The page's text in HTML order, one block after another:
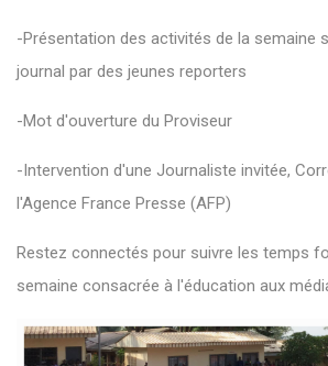
-Présentation des activités de la semaine
journal par des jeunes reporters
-Mot d'ouverture du Proviseur
-Intervention d'une Journaliste invitée,
l'Agence France Presse (AFP)
Restez connectés pour suivre les temps
semaine consacrée à l'éducation aux